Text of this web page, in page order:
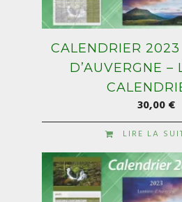
CALENDRIER 2023
D’AUVERGNE –
30,00€
LIRE LA